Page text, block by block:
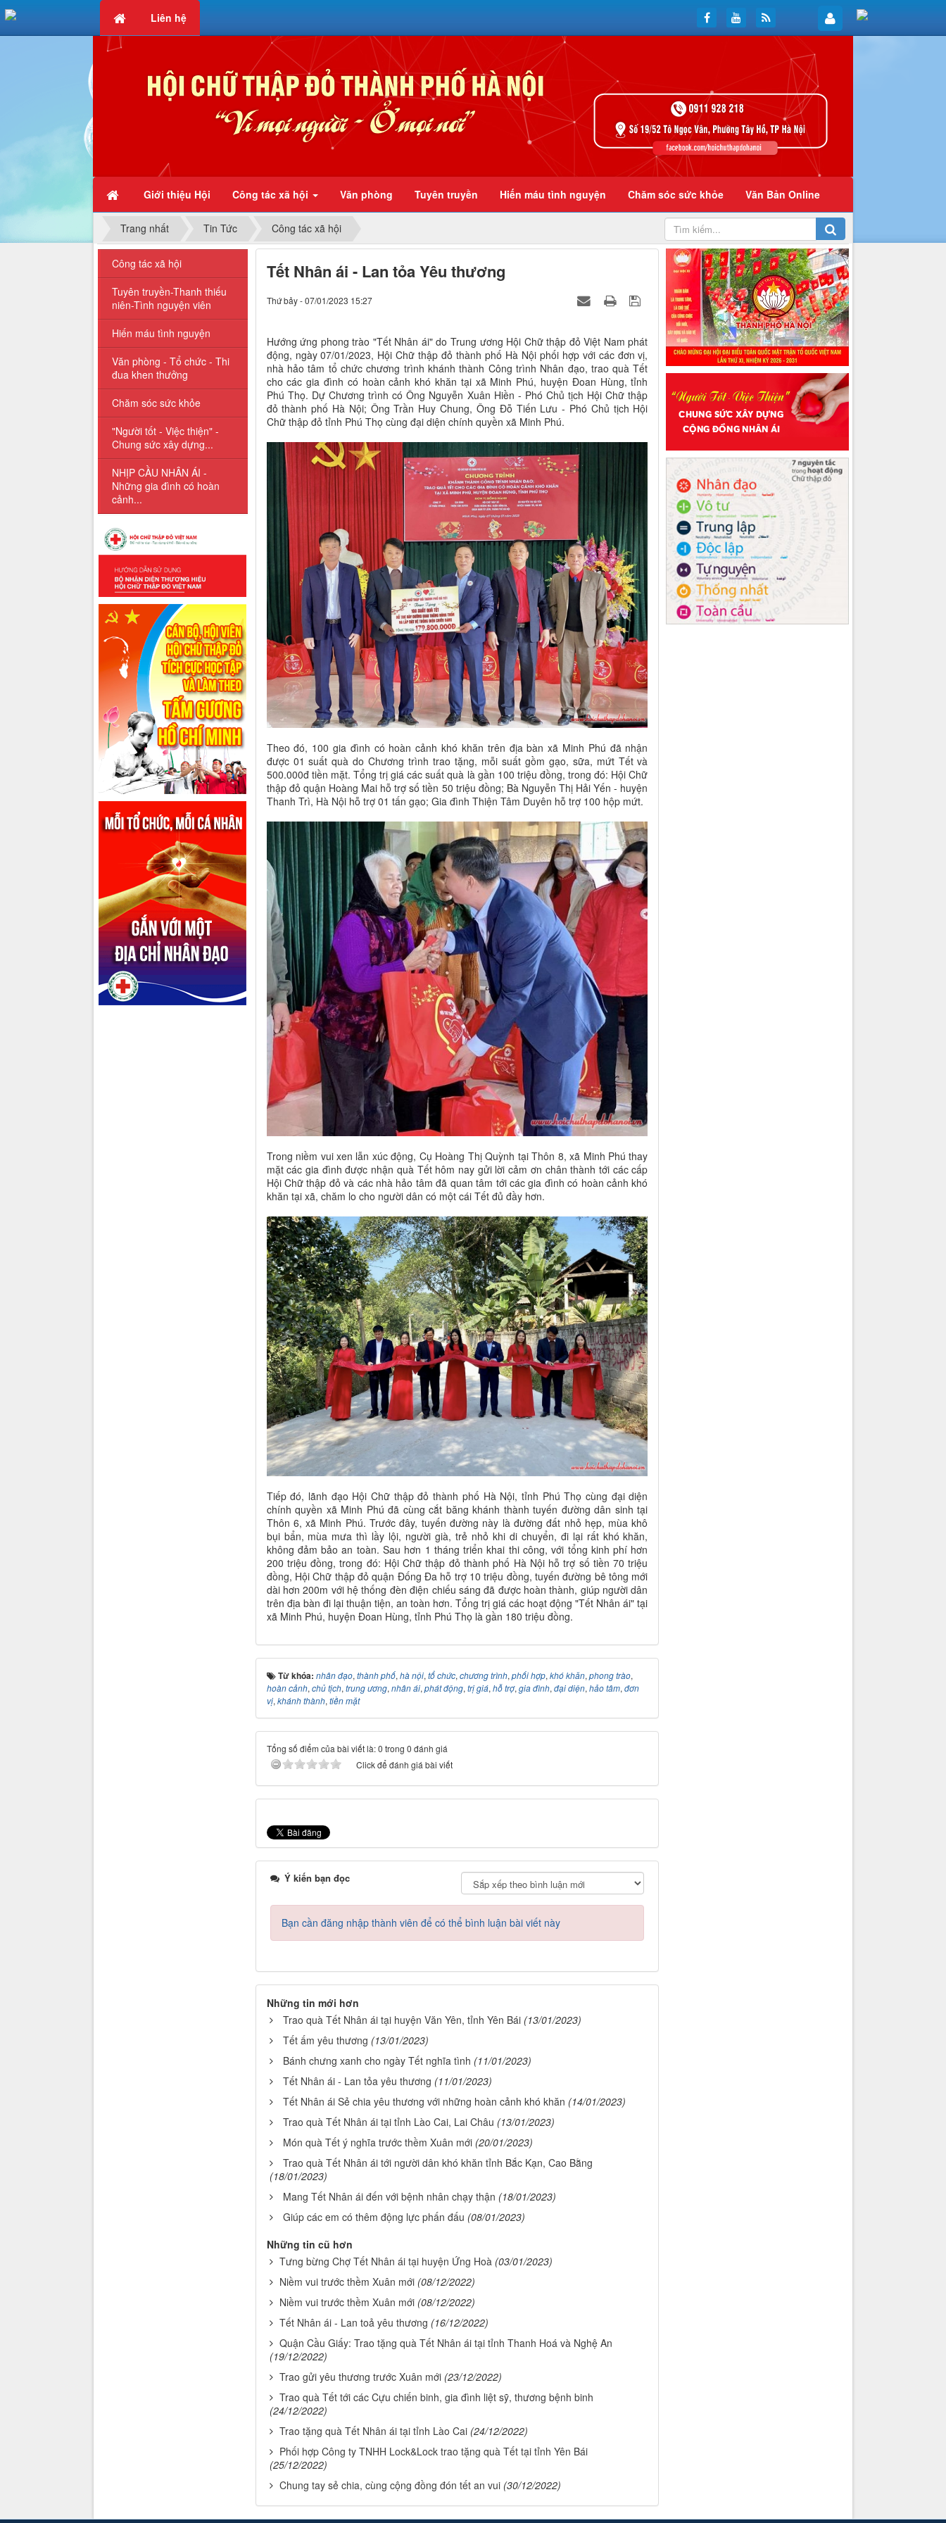
Chữ thập đỏ - Vì mọi người, Ở mọi nơi
Giới thiệu Hội Công tác xã hội Văn phòng Tuyên truyền Hiến máu tình nguyện Chăm sóc sức khỏe Văn Bản Online
Liên hệ
Trang nhất Tin Tức Công tác xã hội
Tết Nhân ái - Lan tỏa Yêu thương
Thứ bảy - 07/01/2023 15:27
Hướng ứng phong trào "Tết Nhân ái" do Trung ương Hội Chữ thập đỏ Việt Nam phát
động, ngày 07/01/2023, Hội Chữ thập đỏ thành phố Hà Nội phối hợp với các đơn vị,
nhà hảo tâm tổ chức chương trình khánh thành Công trình Nhân đạo, trao quà Tết
cho các gia đình có hoàn cảnh khó khăn tại xã Minh Phú, huyện Đoan Hùng, tỉnh
Phú Thọ. Dự Chương trình có Ông Nguyễn Xuân Hiền - Phó Chủ tịch Hội Chữ thập
đỏ thành phố Hà Nội; Ông Trần Huy Chung, Ông Đỗ Tiến Lưu - Phó Chủ tịch Hội
Chữ thập đỏ tỉnh Phú Thọ cùng đại diện chính quyền xã Minh Phú.
Theo đó, 100 gia đình có hoàn cảnh khó khăn trên địa bàn xã Minh Phú đã nhận
được 01 suất quà do Chương trình trao tặng, mỗi suất gồm gạo, sữa, mứt Tết và
500.000đ tiền mặt. Tổng trị giá các suất quà là gần 100 triệu đồng, trong đó: Hội Chữ
thập đỏ quận Hoàng Mai hỗ trợ số tiền 50 triệu đồng; Bà Nguyễn Thị Hải Yến - huyện
Thanh Trì, Hà Nội hỗ trợ 01 tấn gạo; Gia đình Thiện Tâm Duyên hỗ trợ 100 hộp mứt.
Trong niềm vui xen lẫn xúc động, Cụ Hoàng Thị Quỳnh tại Thôn 8, xã Minh Phú thay
mặt các gia đình được nhận quà Tết hôm nay gửi lời cảm ơn chân thành tới các cấp
Hội Chữ thập đỏ và các nhà hảo tâm đã quan tâm tới các gia đình có hoàn cảnh khó
khăn tại xã, chăm lo cho người dân có một cái Tết đủ đầy hơn.
Tiếp đó, lãnh đạo Hội Chữ thập đỏ thành phố Hà Nội, tỉnh Phú Thọ cùng đại diện
chính quyền xã Minh Phú đã cùng cắt băng khánh thành tuyến đường dân sinh tại
Thôn 6, xã Minh Phú. Trước đây, tuyến đường này là đường đất nhỏ hẹp, mùa khô
bụi bẩn, mùa mưa thì lầy lội, người già, trẻ nhỏ khi di chuyển, đi lại rất khó khăn,
không đảm bảo an toàn. Sau hơn 1 tháng triển khai thi công, với tổng kinh phí hơn
200 triệu đồng, trong đó: Hội Chữ thập đỏ thành phố Hà Nội hỗ trợ số tiền 70 triệu
đồng, Hội Chữ thập đỏ quận Đống Đa hỗ trợ 10 triệu đồng, tuyến đường bê tông mới
dài hơn 200m với hệ thống đèn điện chiếu sáng đã được hoàn thành, giúp người dân
trên địa bàn đi lại thuận tiện, an toàn hơn. Tổng trị giá các hoạt động "Tết Nhân ái" tại
xã Minh Phú, huyện Đoan Hùng, tỉnh Phú Thọ là gần 180 triệu đồng.
Từ khóa: nhân đạo, thành phố, hà nội, tổ chức, chương trình, phối hợp, khó khăn, phong trào,
hoàn cảnh, chủ tịch, trung ương, nhân ái, phát động, trị giá, hỗ trợ, gia đình, đại diện, hảo tâm, đơn
vị, khánh thành, tiền mặt
Tổng số điểm của bài viết là: 0 trong 0 đánh giá
Click để đánh giá bài viết
Ý kiến bạn đọc
Bạn cần đăng nhập thành viên để có thể bình luận bài viết này
Những tin mới hơn
Trao quà Tết Nhân ái tại huyện Văn Yên, tỉnh Yên Bái (13/01/2023)
Tết ấm yêu thương (13/01/2023)
Bánh chưng xanh cho ngày Tết nghĩa tình (11/01/2023)
Tết Nhân ái - Lan tỏa yêu thương (11/01/2023)
Tết Nhân ái Sẻ chia yêu thương với những hoàn cảnh khó khăn (14/01/2023)
Trao quà Tết Nhân ái tại tỉnh Lào Cai, Lai Châu (13/01/2023)
Món quà Tết ý nghĩa trước thềm Xuân mới (20/01/2023)
Trao quà Tết Nhân ái tới người dân khó khăn tỉnh Bắc Kạn, Cao Bằng
(18/01/2023)
Mang Tết Nhân ái đến với bệnh nhân chạy thận (18/01/2023)
Giúp các em có thêm động lực phấn đấu (08/01/2023)
Những tin cũ hơn
Tưng bừng Chợ Tết Nhân ái tại huyện Ứng Hoà (03/01/2023)
Niềm vui trước thềm Xuân mới (08/12/2022)
Niềm vui trước thềm Xuân mới (08/12/2022)
Tết Nhân ái - Lan toả yêu thương (16/12/2022)
Quận Cầu Giấy: Trao tặng quà Tết Nhân ái tại tỉnh Thanh Hoá và Nghệ An
(19/12/2022)
Trao gửi yêu thương trước Xuân mới (23/12/2022)
Trao quà Tết tới các Cựu chiến binh, gia đình liệt sỹ, thương bệnh binh
(24/12/2022)
Trao tặng quà Tết Nhân ái tại tỉnh Lào Cai (24/12/2022)
Phối hợp Công ty TNHH Lock&Lock trao tặng quà Tết tại tỉnh Yên Bái
(25/12/2022)
Chung tay sẻ chia, cùng cộng đồng đón tết an vui (30/12/2022)
Công tác xã hội
Tuyên truyền-Thanh thiếu
niên-Tình nguyện viên
Hiến máu tình nguyện
Văn phòng - Tổ chức - Thi
đua khen thưởng
Chăm sóc sức khỏe
"Người tốt - Việc thiện" -
Chung sức xây dựng...
NHỊP CẦU NHÂN ÁI -
Những gia đình có hoàn
cảnh...